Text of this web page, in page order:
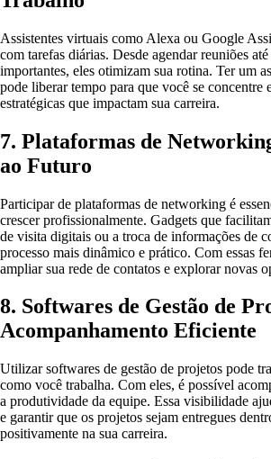
Assistentes virtuais como Alexa ou Google
com tarefas diárias. Desde agendar reuniões
importantes, eles otimizam sua rotina. Ter um
pode liberar tempo para que você se concentre
estratégicas que impactam sua carreira.
7. Plataformas de
ao Futuro
Participar de plataformas de networking é
crescer profissionalmente. Gadgets que
de visita digitais ou a troca de informações de
processo mais dinâmico e prático. Com essas
ampliar sua rede de contatos e explorar novas
8. Softwares de Gestão de
Acompanhamento Eficiente
Utilizar softwares de gestão de projetos pode
como você trabalha. Com eles, é possível
a produtividade da equipe. Essa visibilidade
e garantir que os projetos sejam entregues
positivamente na sua carreira.